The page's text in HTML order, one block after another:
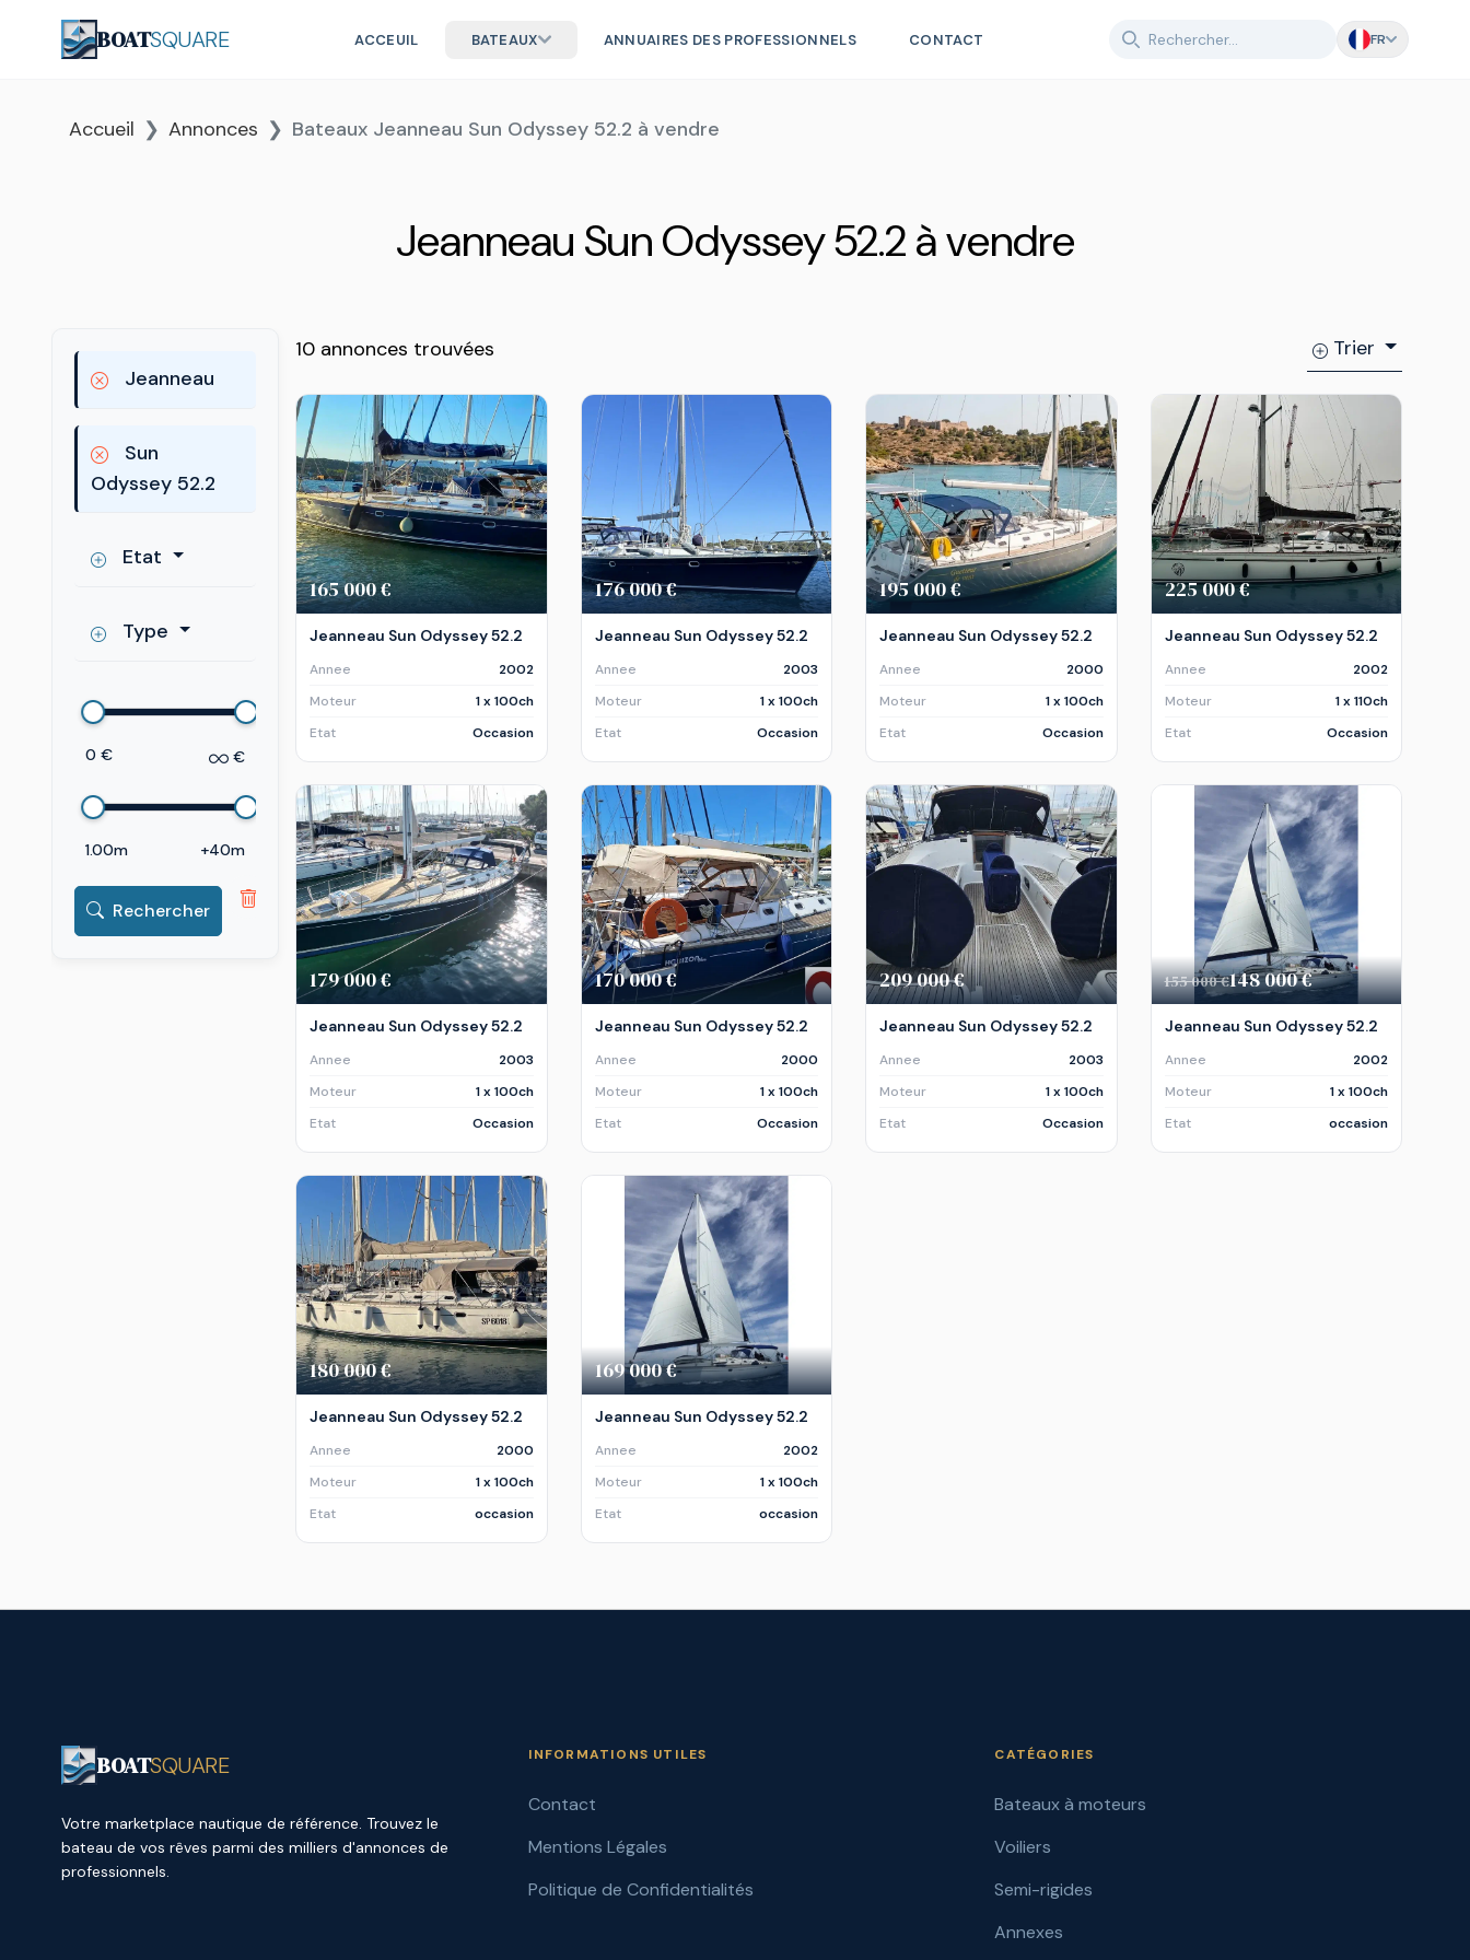
BOATSQUARE ACCEUIL BATEAUX ANNUAIRES DES PROFESSIONNELS CONTACT FR
Accueil Annonces Bateaux Jeanneau Sun Odyssey 52.2 à vendre
Jeanneau Sun Odyssey 52.2 à vendre
Jeanneau
Sun
Odyssey 52.2
Etat
Type
0 € €
1.00m +40m
Rechercher
10 annonces trouvées Trier
165 000 €
Jeanneau Sun Odyssey 52.2
Annee
2002
Moteur
1 x 100ch
Etat
Occasion
176 000 €
Jeanneau Sun Odyssey 52.2
Annee
2003
Moteur
1 x 100ch
Etat
Occasion
195 000 €
Jeanneau Sun Odyssey 52.2
Annee
2000
Moteur
1 x 100ch
Etat
Occasion
225 000 €
Jeanneau Sun Odyssey 52.2
Annee
2002
Moteur
1 x 110ch
Etat
Occasion
179 000 €
Jeanneau Sun Odyssey 52.2
Annee
2003
Moteur
1 x 100ch
Etat
Occasion
170 000 €
Jeanneau Sun Odyssey 52.2
Annee
2000
Moteur
1 x 100ch
Etat
Occasion
209 000 €
Jeanneau Sun Odyssey 52.2
Annee
2003
Moteur
1 x 100ch
Etat
Occasion
155 000 €148 000 €
Jeanneau Sun Odyssey 52.2
Annee
2002
Moteur
1 x 100ch
Etat
occasion
180 000 €
Jeanneau Sun Odyssey 52.2
Annee
2000
Moteur
1 x 100ch
Etat
occasion
169 000 €
Jeanneau Sun Odyssey 52.2
Annee
2002
Moteur
1 x 100ch
Etat
occasion
BOATSQUARE
Votre marketplace nautique de référence. Trouvez le
bateau de vos rêves parmi des milliers d'annonces de
professionnels.
INFORMATIONS UTILES
Contact
Mentions Légales
Politique de Confidentialités
CATÉGORIES
Bateaux à moteurs
Voiliers
Semi-rigides
Annexes